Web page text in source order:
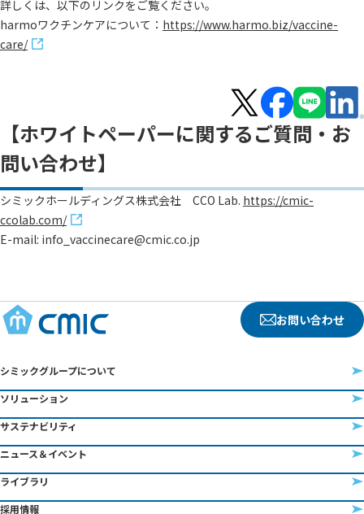
詳しくは、以下のリンクをご覧ください。
harmoワクチンケアについて： https://www.harmo.biz/vaccine-
care/
【ホワイトペーパーに関するご質問・お
問い合わせ】
シミックホールディングス株式会社 CCO Lab. https://cmic-
ccolab.com/
E-mail: info_vaccinecare@cmic.co.jp
お問い合わせ
シミックグループについて
ソリューション
サステナビリティ
ニュース＆イベント
ライブラリ
採用情報